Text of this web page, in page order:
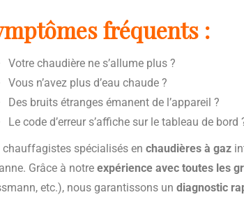
fréquents :
Votre chaudière ne s’allume plus ?
Vous n’avez plus d’eau chaude ?
Des bruits étranges émanent de l’appareil ?
Le code d’erreur s’affiche sur le tableau de bord
chauffagistes spécialisés en chaudières à gaz
Grâce à notre expérience avec toutes les
etc.), nous garantissons un diagnostic